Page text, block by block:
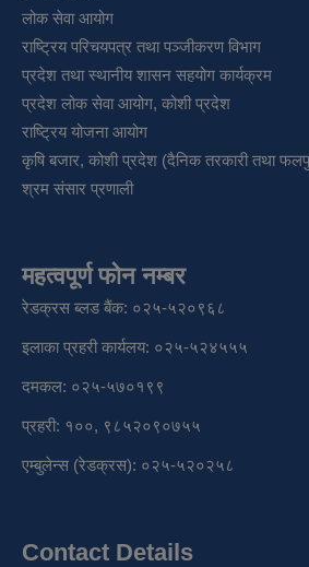
लोक सेवा आयोग
राष्ट्रिय परिचयपत्र तथा पञ्‍जीकरण विभाग
प्रदेश तथा स्थानीय शासन सहयोग कार्यक्रम
प्रदेश लोक सेवा आयोग, कोशी प्रदेश
राष्ट्रिय योजना आयोग
कृषि बजार, कोशी प्रदेश (दैनिक तरकारी तथा
श्रम संसार प्रणाली
महत्वपूर्ण फोन नम्बर
रेडक्रस ब्लड बैंक: ०२५-५२०९६८
इलाका प्रहरी कार्यलय: ०२५-५२४५५५
दमकल: ०२५-५७०१९९
प्रहरी: १००, ९८५२०९०७५५
एम्बुलेन्स (रेडक्रस): ०२५-५२०२५८
Contact Details